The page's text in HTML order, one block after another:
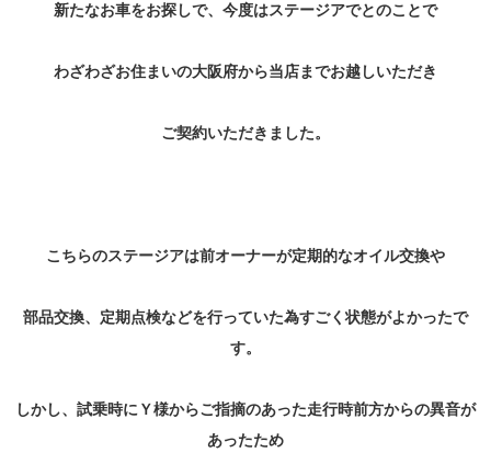
新たなお車をお探しで、今度はステージアでとのことで
わざわざお住まいの大阪府から当店までお越しいただき
ご契約いただきました。
こちらのステージアは前オーナーが定期的なオイル交換や
部品交換、定期点検などを行っていた為すごく状態がよかったで
す。
しかし、試乗時にＹ様からご指摘のあった走行時前方からの異音が
あったため